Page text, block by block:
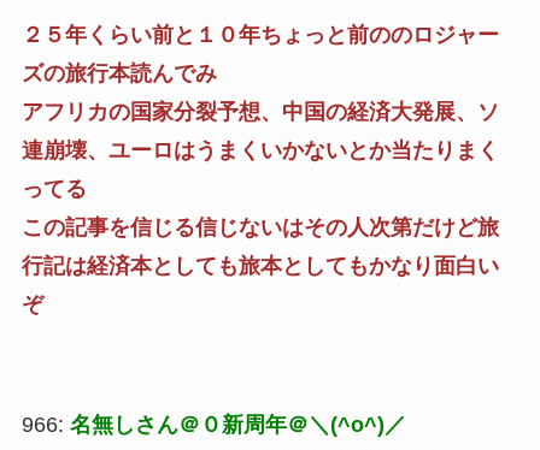
２５年くらい前と１０年ちょっと前ののロジャー
ズの旅行本読んでみ
アフリカの国家分裂予想、中国の経済大発展、ソ
連崩壊、ユーロはうまくいかないとか当たりまく
ってる
この記事を信じる信じないはその人次第だけど旅
行記は経済本としても旅本としてもかなり面白い
ぞ
966: 名無しさん＠０新周年＠＼(^o^)／